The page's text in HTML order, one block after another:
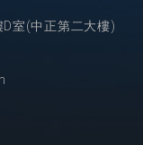
室(中正第二大樓)